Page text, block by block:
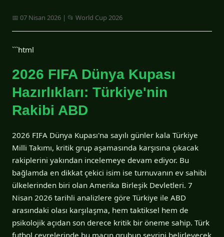
📅 07 Nisan 2026 | 📂 World Cup 2026
```html
2026 FIFA Dünya Kupası
Hazırlıkları: Türkiye'nin
Rakibi ABD
2026 FIFA Dünya Kupası'na sayılı günler kala Türkiye
Milli Takımı, kritik grup aşamasında karşısına çıkacak
rakiplerini yakından incelemeye devam ediyor. Bu
bağlamda en dikkat çekici isim ise turnuvanın ev sahibi
ülkelerinden biri olan Amerika Birleşik Devletleri. 7
Nisan 2026 tarihli analizlere göre Türkiye ile ABD
arasındaki olası karşılaşma, hem taktiksel hem de
psikolojik açıdan son derece kritik bir öneme sahip. Türk
futbol çevrelerinde bu maçın grubun seyrini belirleyecek